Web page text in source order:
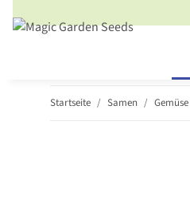
Startseite Samen Gemüse